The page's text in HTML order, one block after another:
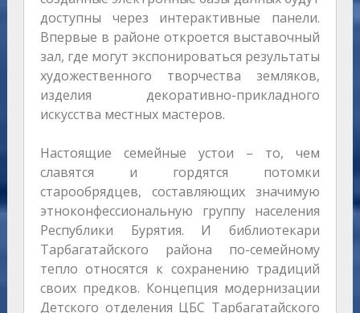
доступны через интерактивные панели.
Впервые в районе откроется выставочный
зал, где могут экспонироваться результаты
художественного творчества земляков,
изделия декоративно-прикладного
искусства местных мастеров.
Настоящие семейные устои – то, чем
славятся и гордятся потомки
старообрядцев, составляющих значимую
этноконфессиональную группу населения
Республики Бурятия. И библиотекари
Тарбагатайского района по-семейному
тепло относятся к сохранению традиций
своих предков. Концепция модернизации
Детского отделения ЦБС Тарбагатайского